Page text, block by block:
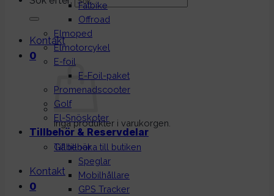
Kontakt
0
Inga produkter i varukorgen.
Gå tillbaka till butiken
Kontakt
0
Fatbike
Offroad
Elmoped
Elmotorcykel
E-foil
E-Foil-paket
Promenadscooter
Golf
El-Snöskoter
Tillbehör & Reservdelar
Tillbehör
Speglar
Mobilhållare
GPS Tracker